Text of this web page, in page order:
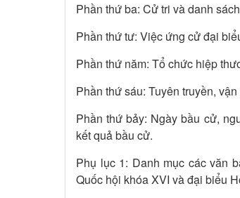
Phần thứ ba: Cử tri và danh
Phần thứ tư: Việc ứng cử đại
Phần thứ năm: Tổ chức hiệp
Phần thứ sáu: Tuyên truyền,
Phần thứ bảy: Ngày bầu cử,
kết quả bầu cử.
Phụ lục 1: Danh mục các văn
Quốc hội khóa XVI và đại biểu